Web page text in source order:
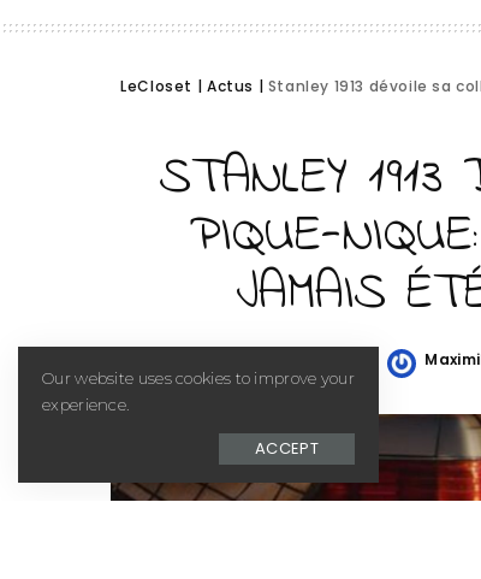
LeCloset | Actus | Stanley 1913 dévoile sa
STANLEY 1913
PIQUE-
JAMAIS
Posted
Our website uses cookies to improve your
experience.
ACCEPT